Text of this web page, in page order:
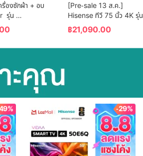
องซักผ้า + อบ
รุ่น
ความจุซัก
7 กก. สีดำ
ดตั้ง)
[Pre-sale 13 ส.ค.]
Hisense ทีวี 75 นิ้ว 4K รุ่น
75E6Q 4K Ultra HD
Smart TV Voice Control
WIFI Build in Netflix &
฿21,090.00
-29%